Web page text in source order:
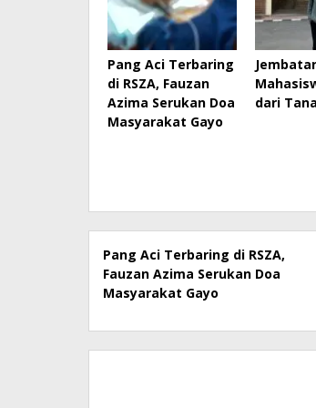
Pang Aci Terbaring
di RSZA, Fauzan
Azima Serukan Doa
Masyarakat Gayo
dari
Pang Aci Terbaring di RSZA,
Fauzan Azima Serukan Doa
Masyarakat Gayo